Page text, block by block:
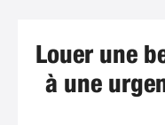
Louer une
à une